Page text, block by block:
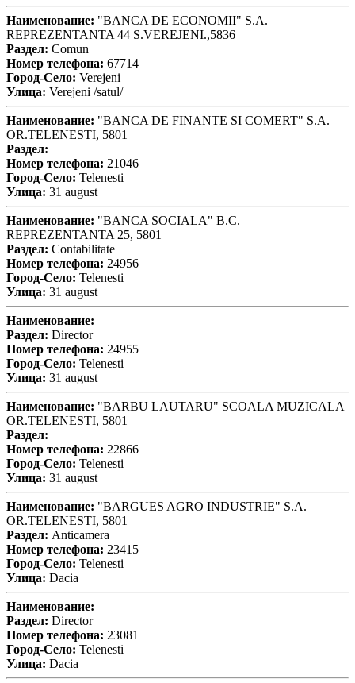
Наименование: "BANCA DE ECONOMII" S.A.
REPREZENTANTA 44 S.VEREJENI.,5836
Раздел: Comun
Номер телефона: 67714
Город-Село: Verejeni
Улица: Verejeni /satul/
Наименование: "BANCA DE FINANTE SI COMERT" S.A.
OR.TELENESTI, 5801
Раздел:
Номер телефона: 21046
Город-Село: Telenesti
Улица: 31 august
Наименование: "BANCA SOCIALA" B.C.
REPREZENTANTA 25, 5801
Раздел: Contabilitate
Номер телефона: 24956
Город-Село: Telenesti
Улица: 31 august
Наименование:
Раздел: Director
Номер телефона: 24955
Город-Село: Telenesti
Улица: 31 august
Наименование: "BARBU LAUTARU" SCOALA MUZICALA
OR.TELENESTI, 5801
Раздел:
Номер телефона: 22866
Город-Село: Telenesti
Улица: 31 august
Наименование: "BARGUES AGRO INDUSTRIE" S.A.
OR.TELENESTI, 5801
Раздел: Anticamera
Номер телефона: 23415
Город-Село: Telenesti
Улица: Dacia
Наименование:
Раздел: Director
Номер телефона: 23081
Город-Село: Telenesti
Улица: Dacia